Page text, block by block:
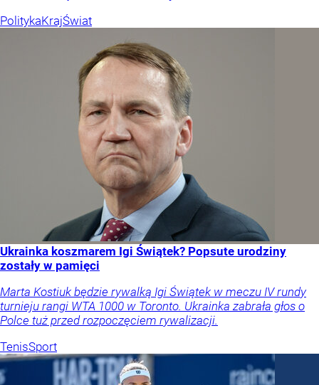
PolitykaKrajŚwiat
Ukrainka koszmarem Igi Świątek? Popsute urodziny
zostały w pamięci
Marta Kostiuk będzie rywalką Igi Świątek w meczu IV rundy
turnieju rangi WTA 1000 w Toronto. Ukrainka zabrała głos o
Polce tuż przed rozpoczęciem rywalizacji.
TenisSport